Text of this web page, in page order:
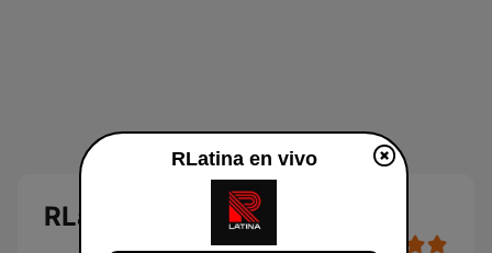
RLatina
RLatina en vivo